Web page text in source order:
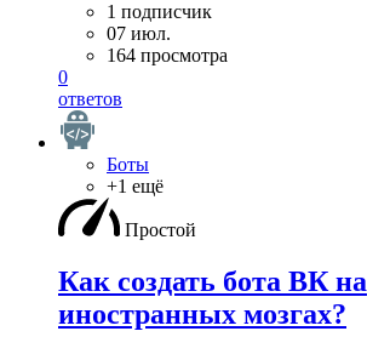
1 подписчик
07 июл.
164 просмотра
0
ответов
Боты
+1 ещё
Простой
Как создать бота ВК на
иностранных мозгах?